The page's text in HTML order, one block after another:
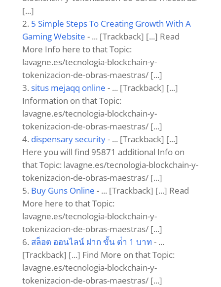
[...]
5 Simple Steps To Creating Growth With A
Gaming Website - ... [Trackback] [...] Read
More Info here to that Topic:
lavagne.es/tecnologia-blockchain-y-
tokenizacion-de-obras-maestras/ [...]
situs mejaqq online - ... [Trackback] [...]
Information on that Topic:
lavagne.es/tecnologia-blockchain-y-
tokenizacion-de-obras-maestras/ [...]
dispensary security- ... [Trackback] [...]
Here you will find 95871 additional Info on
that Topic: lavagne.es/tecnologia-blockchain-y-
tokenizacion-de-obras-maestras/ [...]
Buy Guns Online - ... [Trackback] [...] Read
More here to that Topic:
lavagne.es/tecnologia-blockchain-y-
tokenizacion-de-obras-maestras/ [...]
สล็อต ออนไลน์ ฝาก ขั้น ต่ํา 1 บาท - ...
[Trackback] [...] Find More on that Topic:
lavagne.es/tecnologia-blockchain-y-
tokenizacion-de-obras-maestras/ [...]